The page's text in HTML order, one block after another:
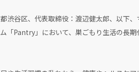
渋谷区、代表取締役：渡辺健太郎、以下
「Pantry」において、巣ごもり生活の長